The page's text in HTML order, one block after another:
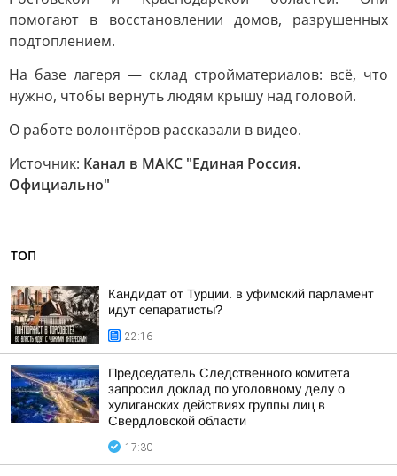
помогают в восстановлении домов, разрушенных
подтоплением.
На базе лагеря — склад стройматериалов: всё, что
нужно, чтобы вернуть людям крышу над головой.
О работе волонтёров рассказали в видео.
Источник: Канал в МАКС "Единая Россия.
Официально"
ТОП
Кандидат от Турции. в уфимский парламент
идут сепаратисты?
22:16
Председатель Следственного комитета
запросил доклад по уголовному делу о
хулиганских действиях группы лиц в
Свердловской области
17:30